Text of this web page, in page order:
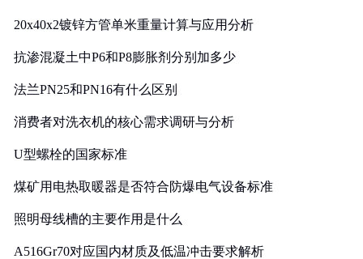
20x40x2镀锌方管单米重量计算与应用分析
抗渗混凝土中P6和P8膨胀剂分别加多少
法兰PN25和PN16有什么区别
消费者对洗衣机的核心需求调研与分析
U型螺栓的国家标准
煤矿用电热取暖器是否符合防爆电气设备标准
照明母线槽的主要作用是什么
A516Gr70对应国内材质及低温冲击要求解析